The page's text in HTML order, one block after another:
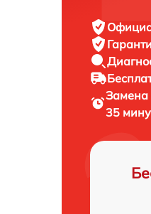
Замена
35